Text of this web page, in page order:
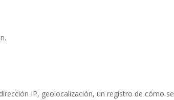
IP, geolocalización, un registro de cómo